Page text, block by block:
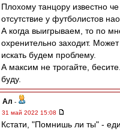
Плохому танцору известно
отсутствие у футболистов
А когда выигрываем, то по
охренительно заходит.
искать будем проблему.
А максим не трогайте,
буду.
Ал -
31 май 2022 15:08
Кстати, "Помнишь ли ты" -